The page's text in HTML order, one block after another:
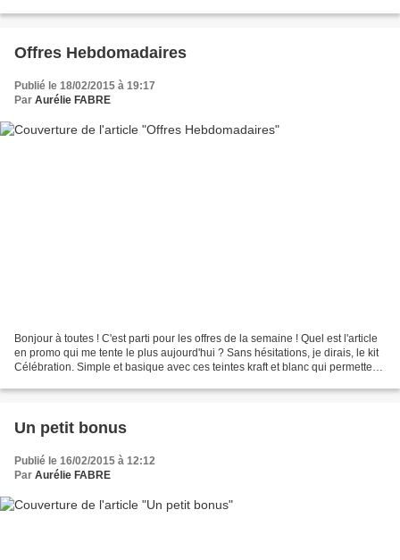
Offres Hebdomadaires
Publié le 18/02/2015 à 19:17
Par Aurélie FABRE
Bonjour à toutes ! C'est parti pour les offres de la semaine ! Quel est l'article
en promo qui me tente le plus aujourd'hui ? Sans hésitations, je dirais, le kit
Célébration. Simple et basique avec ces teintes kraft et blanc qui permettent
Un petit bonus
Publié le 16/02/2015 à 12:12
Par Aurélie FABRE